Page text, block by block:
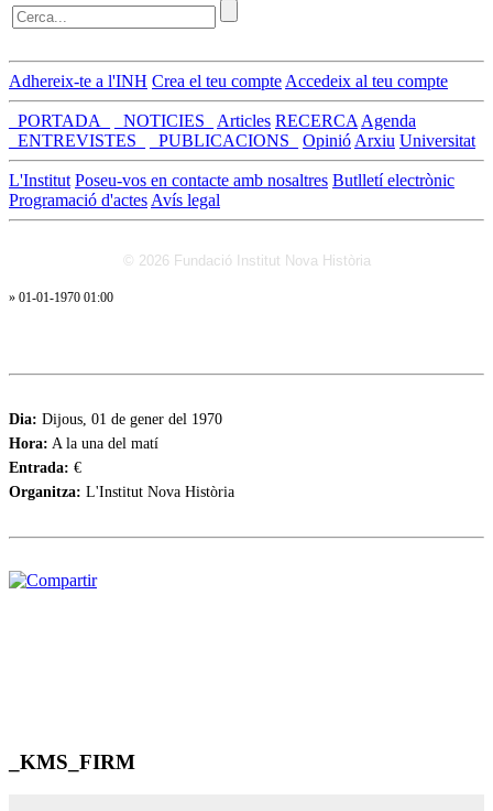
Adhereix-te a l'INH Crea el teu compte Accedeix al teu compte
_PORTADA_ _NOTICIES_ Articles RECERCA Agenda
_ENTREVISTES_
_PUBLICACIONS_ Opinió Arxiu Universitat
L'Institut Poseu-vos en contacte amb nosaltres Butlletí electrònic
Programació d'actes Avís legal
© 2026 Fundació Institut Nova Història
» 01-01-1970 01:00
Dia: Dijous, 01 de gener del 1970
Hora: A la una del matí
Entrada: €
Organitza: L'Institut Nova Història
_KMS_FIRM